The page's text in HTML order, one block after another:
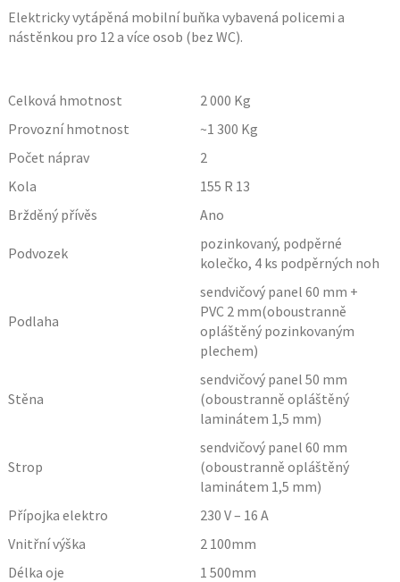
Elektricky vytápěná mobilní buňka vybavená policemi a
nástěnkou pro 12 a více osob (bez WC).
Celková hmotnost 2 000 Kg
Provozní hmotnost
~1 300 Kg
Počet náprav
2
Kola
155 R 13
Bržděný přívěs
Ano
Podvozek
pozinkovaný, podpěrné
kolečko, 4 ks podpěrných noh
Podlaha
sendvičový panel 60 mm +
PVC 2 mm(oboustranně
opláštěný pozinkovaným
plechem)
Stěna
sendvičový panel 50 mm
(oboustranně opláštěný
laminátem 1,5 mm)
Strop
sendvičový panel 60 mm
(oboustranně opláštěný
laminátem 1,5 mm)
Přípojka elektro
230 V – 16 A
Vnitřní výška
2 100mm
Délka oje
1 500mm